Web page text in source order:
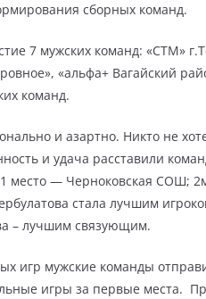
сборных команд.
7 мужских команд: «СТМ»
«альфа+ Вагайский
команд.
и азартно. Никто не
и удача расставили
место — Черноковская СОШ;
стала лучшим
– лучшим связующим.
игр мужские команды
игры за первые места.